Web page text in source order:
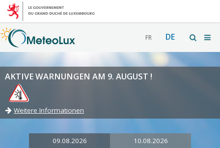
FR DE
AKTIVE WARNUNGEN AM 9. AUGUST !
Weitere Informationen
09.08.2026 10.08.2026